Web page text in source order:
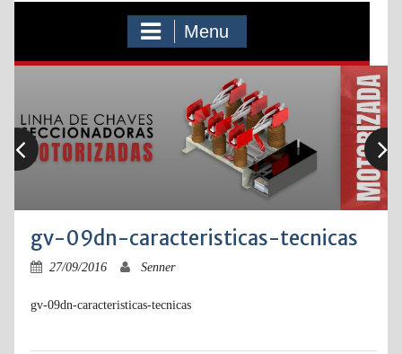
Menu
gv-09dn-caracteristicas-tecnicas
27/09/2016 Senner
gv-09dn-caracteristicas-tecnicas